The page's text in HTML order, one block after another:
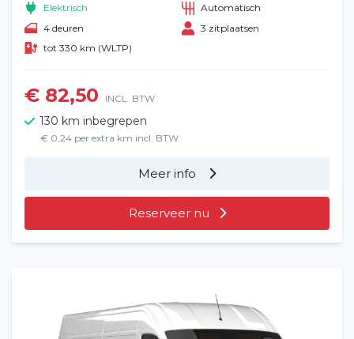
Elektrisch
Automatisch
4 deuren
3 zitplaatsen
tot 330 km (WLTP)
€ 82,50 INCL. BTW
130 km inbegrepen
€ 0,24 per extra km incl. BTW
Meer info
Reserveer nu